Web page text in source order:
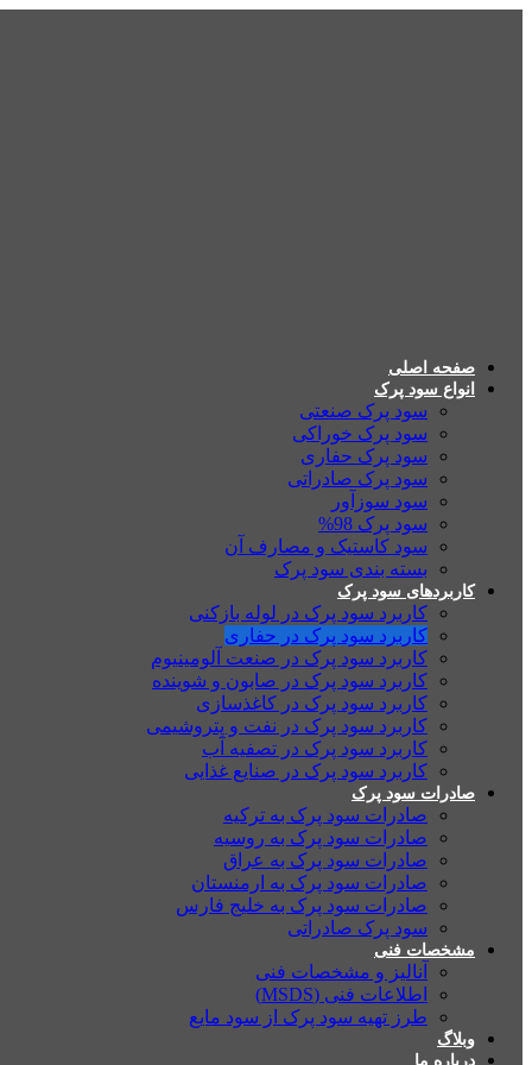
صفحه اصلی
انواع سود پرک
سود پرک صنعتی
سود پرک خوراکی
سود پرک حفاری
سود پرک صادراتی
سود سوزآور
سود پرک 98%
سود کاستیک و مصارف آن
بسته بندی سود پرک
کاربردهای سود پرک
کاربرد سود پرک در لوله بازکنی
کاربرد سود پرک در حفاری
کاربرد سود پرک در صنعت آلومینیوم
کاربرد سود پرک در صابون و شوینده
کاربرد سود پرک در کاغذسازی
کاربرد سود پرک در نفت و پتروشیمی
کاربرد سود پرک در تصفیه آب
کاربرد سود پرک در صنایع غذایی
صادرات سود پرک
صادرات سود پرک به ترکیه
صادرات سود پرک به روسیه
صادرات سود پرک به عراق
صادرات سود پرک به ارمنستان
صادرات سود پرک به خلیج فارس
سود پرک صادراتی
مشخصات فنی
آنالیز و مشخصات فنی
اطلاعات فنی (MSDS)
طرز تهیه سود پرک از سود مایع
وبلاگ
درباره ما